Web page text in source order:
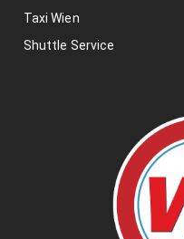
Taxi Wien
Shuttle Service